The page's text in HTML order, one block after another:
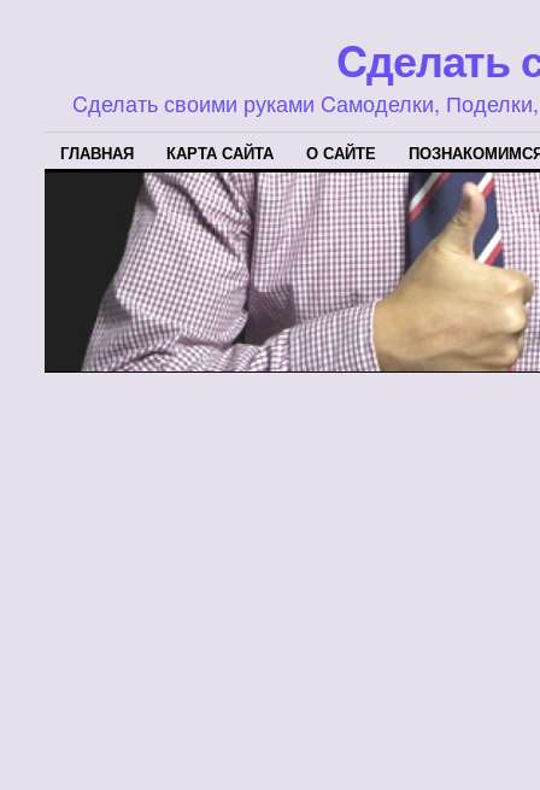
Cделать
Cделать своими руками Cамоделки,
ГЛАВНАЯ КАРТА САЙТА О САЙТЕ